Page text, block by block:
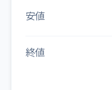
安値
終値